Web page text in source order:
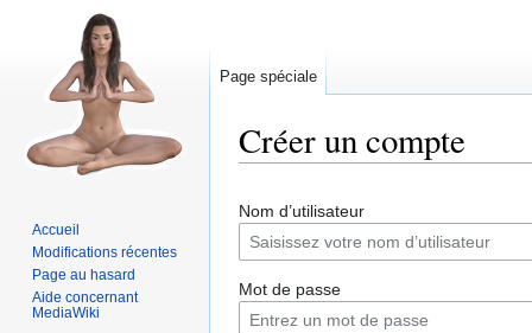
Créer un compte
à
à
Nom d’utilisateur
Mot de passe
Page spéciale
Accueil
Modifications récentes
Page au hasard
Aide concernant
MediaWiki